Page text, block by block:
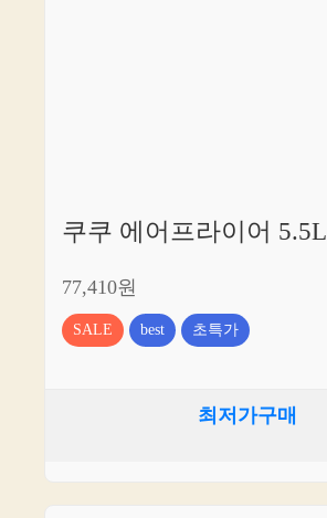
쿠쿠 에어프라이어 5.5L
77,410원
SALE best 초특가
최저가구매